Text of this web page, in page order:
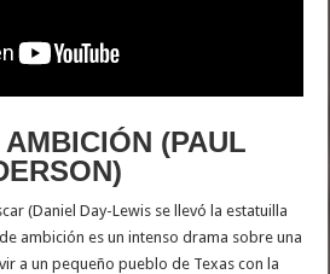
(PAUL
(Daniel Day-Lewis se llevó la estatuilla
ambición es un intenso drama sobre una
a un pequeño pueblo de Texas con la